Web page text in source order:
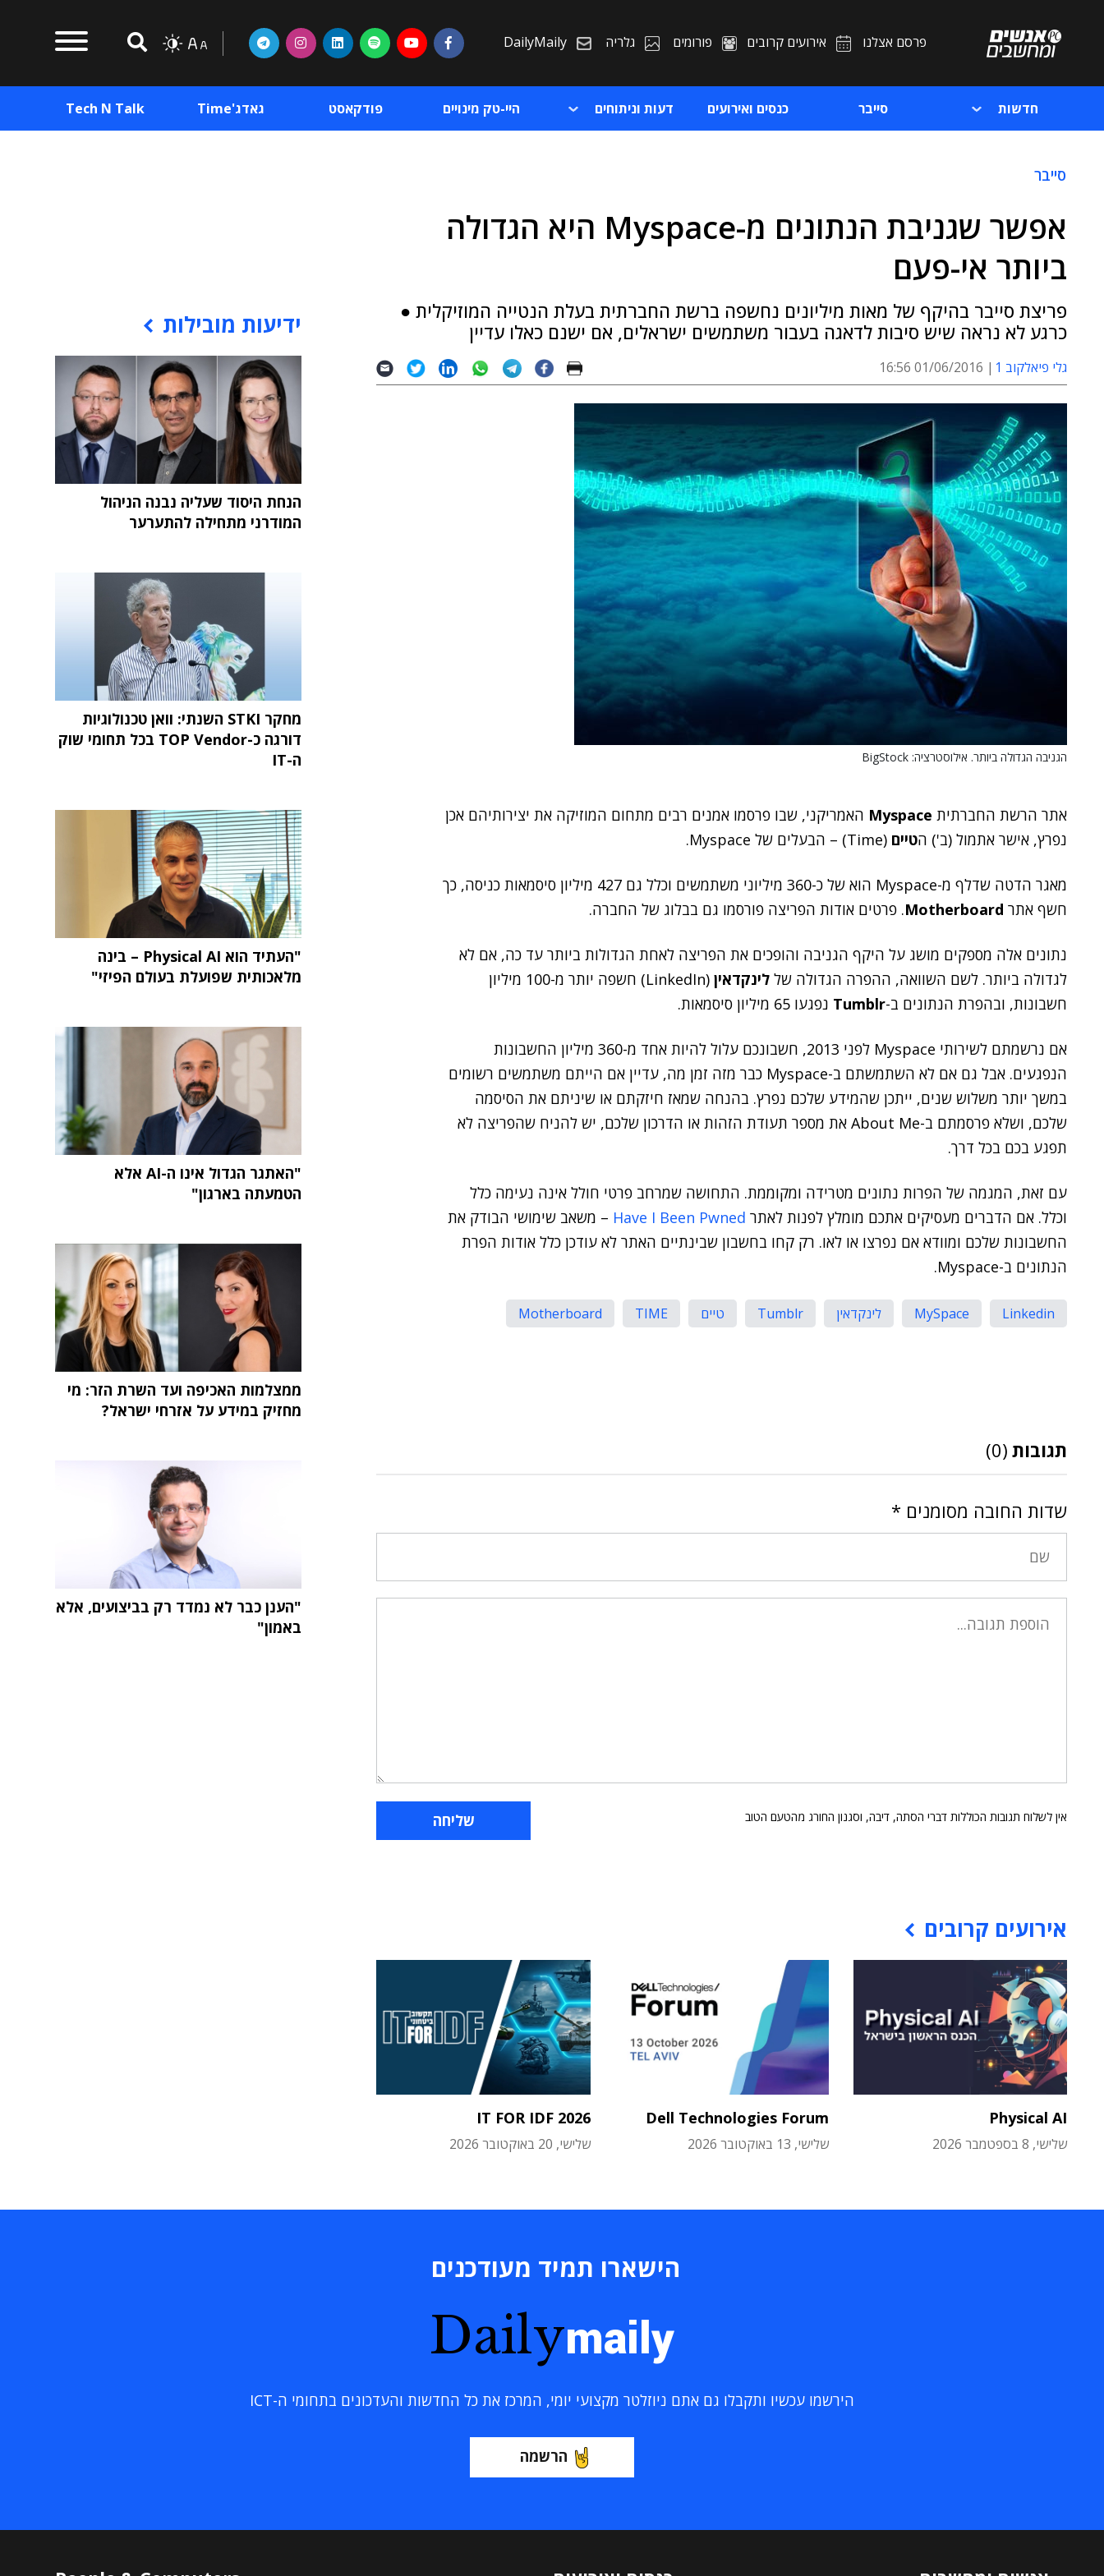
פרסם אצלנו אירועים קרובים פורומים גלריה DailyMaily
חדשות סייבר כנסים ואירועים דעות וניתוחים היי-טק מינויים פודקאסט גאדג'Time Tech N Talk
סייבר
אפשר שגניבת הנתונים מ-Myspace היא הגדולה
ביותר אי-פעם
פריצת סייבר בהיקף של מאות מיליונים נחשפה ברשת החברתית בעלת הנטייה המוזיקלית ●
כרגע לא נראה שיש סיבות לדאגה בעבור משתמשים ישראלים, אם ישנם כאלו עדיין
גלי פיאלקוב 1 01/06/2016 16:56
הגניבה הגדולה ביותר. אילוסטרציה: BigStock
אתר הרשת החברתית Myspace האמריקני, שבו פרסמו אמנים רבים מתחום המוזיקה את יצירותיהם אכן
נפרץ, אישר אתמול (ב') הטיים (Time) – הבעלים של Myspace.
מאגר הדטה שדלף מ-Myspace הוא של כ-360 מיליוני משתמשים וכלל גם 427 מיליון סיסמאות כניסה, כך
חשף אתר Motherboard. פרטים אודות הפריצה פורסמו גם בבלוג של החברה.
נתונים אלה מספקים מושג על היקף הגניבה והופכים את הפריצה לאחת הגדולות ביותר עד כה, אם לא
לגדולה ביותר. לשם השוואה, ההפרה הגדולה של לינקדאין
(LinkedIn) חשפה יותר מ-100 מיליון
חשבונות, ובהפרת הנתונים ב-Tumblr נפגעו 65 מיליון סיסמאות.
אם נרשמתם לשירותי Myspace לפני 2013, חשבונכם עלול להיות אחד מ-360 מיליון החשבונות
הנפגעים. אבל גם אם לא השתמשתם ב-Myspace כבר מזה זמן מה, עדיין אם הייתם משתמשים רשומים
במשך יותר משלוש שנים, ייתכן שהמידע שלכם נפרץ. בהנחה שמאז חיזקתם או שיניתם את הסיסמה
שלכם, ושלא פרסמתם ב-About Me את מספר תעודת הזהות או הדרכון שלכם, יש להניח שהפריצה לא
תפגע בכם בכל דרך.
עם זאת, המגמה של הפרות נתונים מטרידה ומקוממת. התחושה שמרחב פרטי חולל אינה נעימה כלל
וכלל. אם הדברים מעסיקים אתכם מומלץ לפנות לאתר Have I Been Pwned – משאב שימושי הבודק את
החשבונות שלכם ומוודא אם נפרצו או לאו. רק קחו בחשבון שבינתיים האתר לא עודכן כלל אודות הפרת
הנתונים ב-Myspace.
Linkedin
MySpace לינקדאין Tumblr טיים TIME
Motherboard
תגובות (0)
שדות החובה מסומנים *
אין לשלוח תגובות הכוללות דברי הסתה, דיבה, וסגנון החורג מהטעם הטוב
אירועים קרובים
Physical AI
שלישי, 8 בספטמבר 2026
Dell Technologies Forum
שלישי, 13 באוקטובר 2026
IT FOR IDF 2026
שלישי, 20 באוקטובר 2026
ידיעות מובילות
הנחת היסוד שעליה נבנה הניהול
המודרני מתחילה להתערער
מחקר STKI השנתי: וואן טכנולוגיות
דורגה כ-TOP Vendor בכל תחומי שוק
ה-IT
"העתיד הוא Physical AI – בינה
מלאכותית שפועלת בעולם הפיזי"
"האתגר הגדול אינו ה-AI אלא
הטמעתה בארגון"
ממצלמות האכיפה ועד השרת הזר: מי
מחזיק במידע על אזרחי ישראל?
"הענן כבר לא נמדד רק בביצועים, אלא
באמון"
הישארו תמיד מעודכנים
Dailymaily
הירשמו עכשיו ותקבלו גם אתם ניוזלטר מקצועי יומי, המרכז את כל החדשות והעדכונים בתחומי ה-ICT
הרשמה